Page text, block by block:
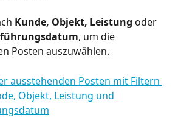
Kunde, Objekt, Leistung oder
, um die
Posten auszuwählen.